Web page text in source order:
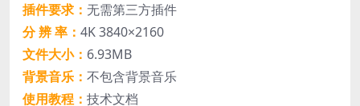
插件要求： 无需第三方插件
分 辨 率： 4K 3840×2160
文件大小： 6.93MB
背景音乐： 不包含背景音乐
使用教程： 技术文档